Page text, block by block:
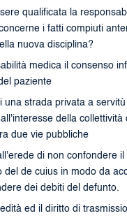
qualificata la
i fatti compiuti
nuova disciplina?
medica il consenso
paziente
una strada privata a
della collettività
due vie pubbliche
di non confondere il
del de cuius in modo da
dei debiti del defunto.
ed il diritto di